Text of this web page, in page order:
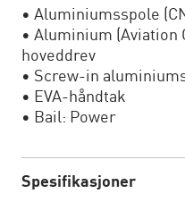
• Aluminiumsspole
• Aluminium (Aviation
hoveddrev
• Screw-in
• EVA-håndtak
• Bail: Power
Spesifikasjoner